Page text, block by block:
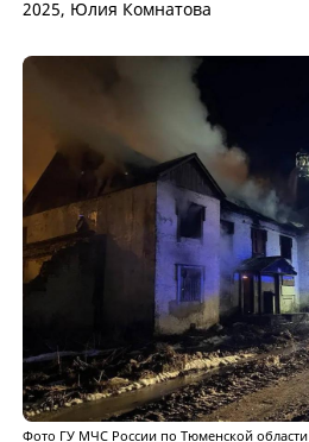
2025, Юлия Комнатова
Фото ГУ МЧС России по Тюменской области